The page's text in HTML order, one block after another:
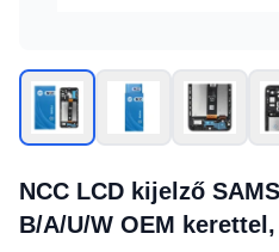
NCC LCD kijelző
B/A/U/W OEM kerettel,